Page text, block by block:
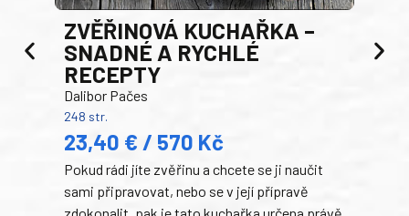
ZVĚŘINOVÁ KUCHAŘKA –
SNADNÉ A RYCHLÉ
RECEPTY
Dalibor Pačes
248 str.
23,40 € / 570 Kč
Pokud rádi jíte zvěřinu a chcete se ji naučit
sami připravovat, nebo se v její přípravě